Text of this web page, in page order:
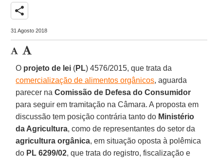
share
31 Agosto 2018
O projeto de lei (PL) 4576/2015, que trata da
comercialização de alimentos orgânicos, aguarda
parecer naComissão de Defesa do Consumidor
para seguir em tramitação na Câmara. A proposta em
discussão tem posição contrária tanto do Ministério
da Agricultura, como de representantes do setor da
agricultura orgânica, em situação oposta à polêmica
do PL 6299/02, que trata do registro, fiscalização e